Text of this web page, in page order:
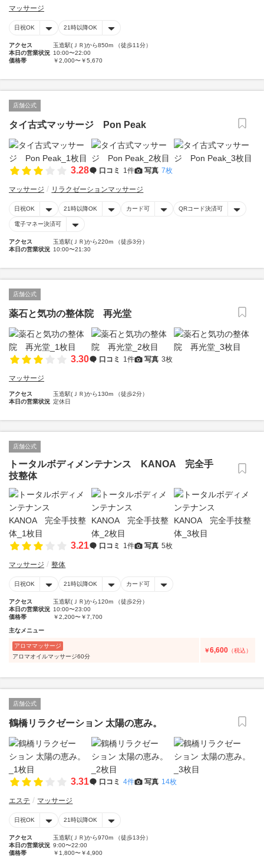
マッサージ
日祝OK 21時以降OK
アクセス
玉造駅(ＪＲ)から850m （徒歩11分）
本日の営業状況 10:00〜22:00
価格帯
￥2,000〜￥5,670
店舗公式
タイ古式マッサージ Pon Peak
3.28 口コミ 1件 写真 7枚
マッサージ リラクゼーションマッサージ
日祝OK 21時以降OK カード可 QRコード決済可
電子マネー決済可
アクセス
玉造駅(ＪＲ)から220m （徒歩3分）
本日の営業状況 10:00〜21:30
店舗公式
薬石と気功の整体院 再光堂
3.30 口コミ 1件 写真 3枚
マッサージ
アクセス
玉造駅(ＪＲ)から130m （徒歩2分）
本日の営業状況 定休日
店舗公式
トータルボディメンテナンス KANOA 完全手
技整体
3.21 口コミ 1件 写真 5枚
マッサージ 整体
日祝OK 21時以降OK カード可
アクセス
玉造駅(ＪＲ)から120m （徒歩2分）
本日の営業状況 10:00〜23:00
価格帯
￥2,200〜￥7,700
主なメニュー
アロママッサージ
アロマオイルマッサージ60分
￥6,600 （税込）
店舗公式
鶴橋リラクゼーション 太陽の恵み。
3.31 口コミ 4件 写真 14枚
エステ マッサージ
日祝OK 21時以降OK
アクセス
玉造駅(ＪＲ)から970m （徒歩13分）
本日の営業状況 9:00〜22:00
価格帯
￥1,800〜￥4,900